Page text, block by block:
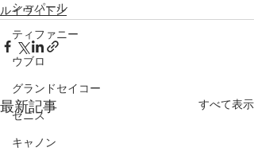
ショパール
ティファニー
ウブロ
グランドセイコー
ゼニス
キャノン
ルイヴィトン
最新記事 すべて表示